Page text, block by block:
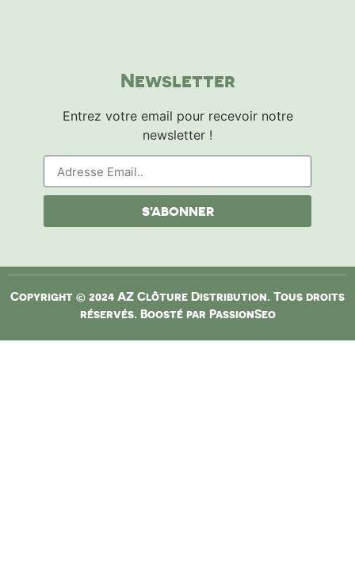
Newsletter
Entrez votre email pour recevoir notre
newsletter !
S'ABONNER
Copyright © 2024 AZ Clôture Distribution. Tous droits
réservés. Boosté par PassionSeo